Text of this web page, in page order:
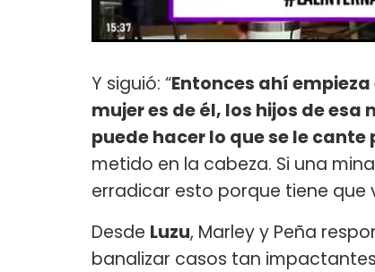
Y siguió: “Entonces ahí
mujer es de él, los hijos de esa
puede hacer lo que se le
metido en la cabeza. Si una
erradicar esto porque tiene que
Desde Luzu, Marley y Peña
banalizar casos tan